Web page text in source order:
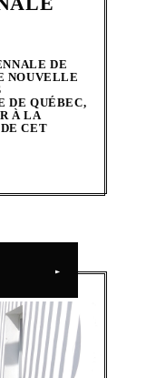
DE
NOUVELLE
DE QUÉBEC,
À LA
CET